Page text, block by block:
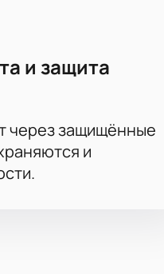
и защита
через защищённые
и